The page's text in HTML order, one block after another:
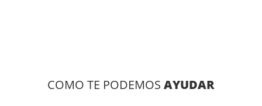
COMO TE PODEMOS AYUDAR